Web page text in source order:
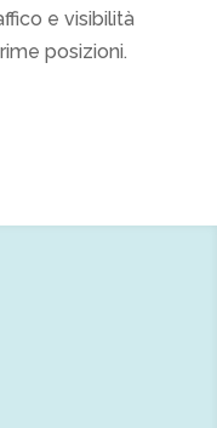
e visibilità
posizioni.